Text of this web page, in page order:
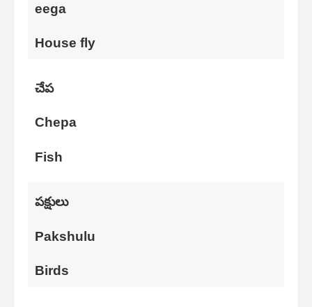
eega
House fly
చేప
Chepa
Fish
పక్షులు
Pakshulu
Birds